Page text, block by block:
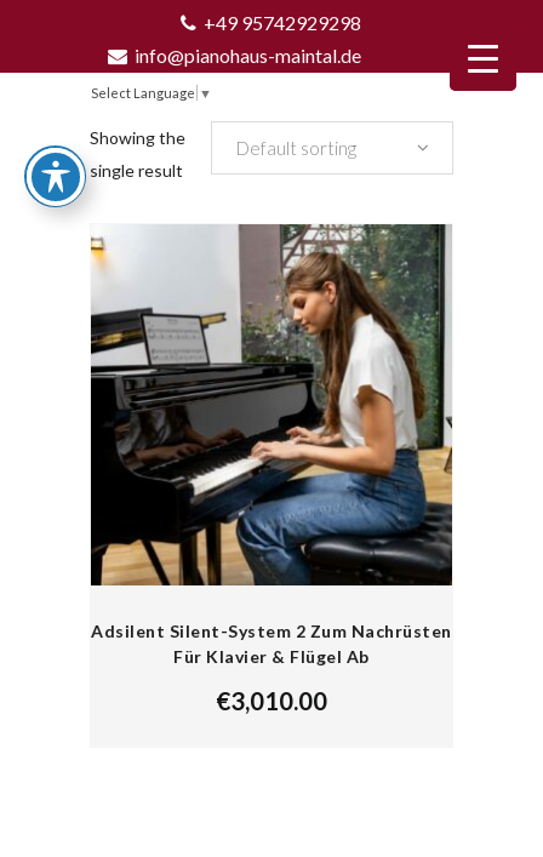
+49 95742929298
info@pianohaus-maintal.de
Select Language ▼
Showing the
single result
Default sorting
Adsilent Silent-System 2 Zum Nachrüsten
Für Klavier & Flügel Ab
€3,010.00